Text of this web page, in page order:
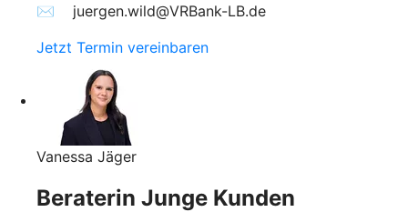
✉︎ juergen.wild@VRBank-LB.de
Jetzt Termin vereinbaren
Vanessa Jäger
Beraterin Junge Kunden